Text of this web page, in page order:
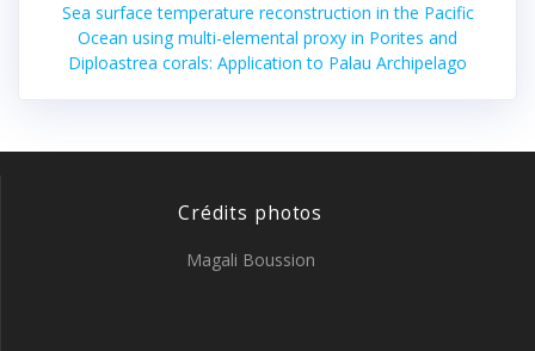
Sea surface temperature reconstruction in the Pacific
Ocean using multi-elemental proxy in Porites and
Diploastrea corals: Application to Palau Archipelago
Crédits photos
Magali Boussion